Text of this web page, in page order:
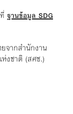
ฐานข้อมูล SDG
จากสำนักงาน
งชาติ (สศช.)